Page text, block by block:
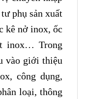
phụ sản xuất
kê nở inox, ốc
inox… Trong
vào giới thiệu
công dụng,
loại, thông